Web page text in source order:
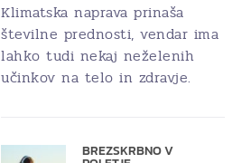
Klimatska naprava prinaša
številne prednosti, vendar ima
lahko tudi nekaj neželenih
učinkov na telo in zdravje.
BREZSKRBNO V